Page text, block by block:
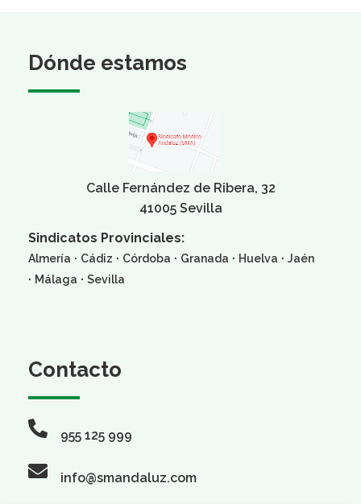
Dónde estamos
Calle Fernández de Ribera, 32
41005 Sevilla
Sindicatos Provinciales:
Almería · Cádiz · Córdoba · Granada · Huelva · Jaén
· Málaga · Sevilla
Contacto
955 125 999
info@smandaluz.com